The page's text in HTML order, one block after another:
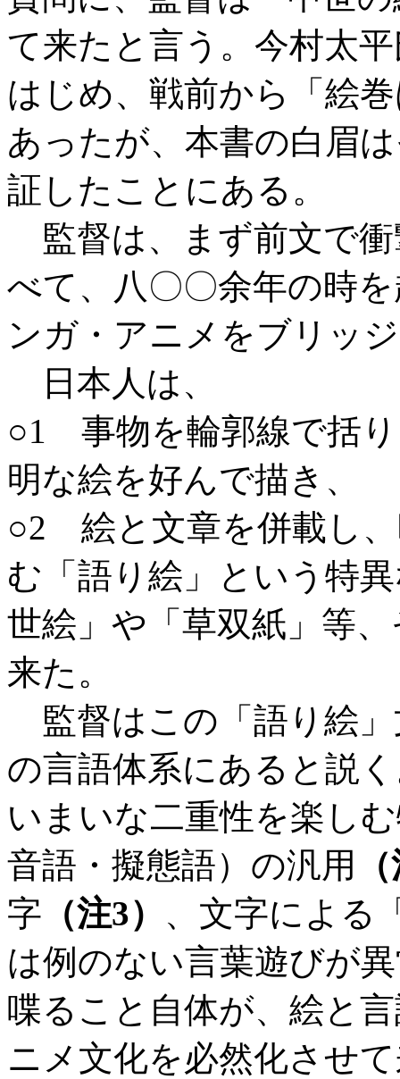
て来たと言う。今村太
はじめ、戦前から「絵
あったが、本書の白眉
証したことにある。
監督は、まず前文で衝
べて、八〇〇余年の時
ンガ・アニメをブリッ
日本人は、
○1 事物を輪郭線で括
明な絵を好んで描き、
○2 絵と文章を併載し
む「語り絵」という特
世絵」や「草双紙」等
来た。
監督はこの「語り絵
の言語体系にあると説
いまいな二重性を楽し
音語・擬態語）の汎用
字 （注3） 、文字による
は例のない言葉遊びが
喋ること自体が、絵と
ニメ文化を必然化させ